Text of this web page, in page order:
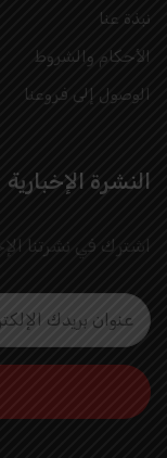
نبذة عنا
الأحكام والشروط
الوصول إلى فروعنا
النشرة الإخبارية
اشترك في نشرتنا